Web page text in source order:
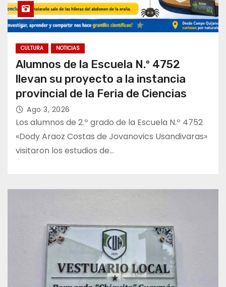
CULTURA NOTICIAS
Alumnos de la Escuela N.º 4752
llevan su proyecto a la instancia
provincial de la Feria de Ciencias
Ago 3, 2026
Los alumnos de 2.º grado de la Escuela N.º 4752
«Dody Araoz Costas de Jovanovics Usandivaras»
visitaron los estudios de…